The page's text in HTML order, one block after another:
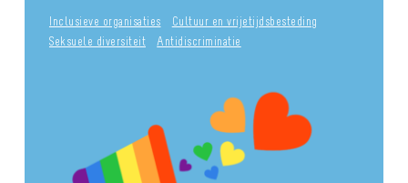
Inclusieve organisaties
Cultuur en vrijetijdsbesteding
Seksuele diversiteit
Antidiscriminatie